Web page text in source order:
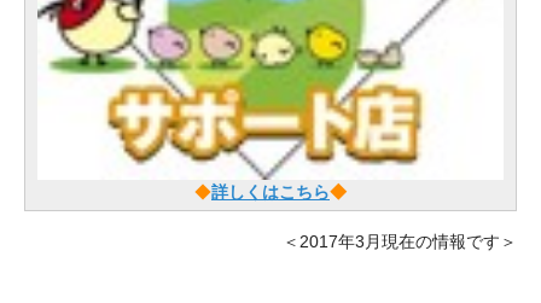
◆詳しくはこちら◆
＜2017年3月現在の情報です＞